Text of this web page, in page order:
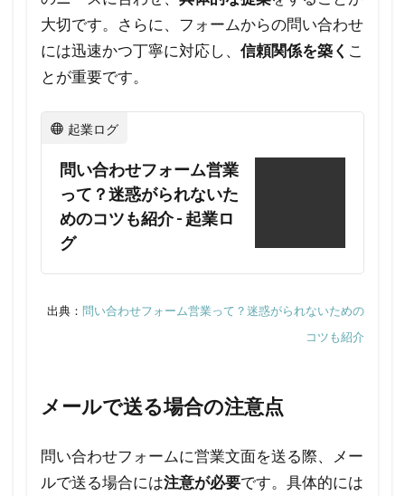
の特
徴を
活か
アプ
チ方
法
3
問い
合わ
業の
性と
は？
大切です。さらに、フォームからの問い合わせ
には迅速かつ丁寧に対応し、 信頼関係を築く こ
とが重要です。
起業ログ
問い合わせフォーム営業
って？迷惑がられないた
めのコツも紹介 - 起業ロ
グ
出典： 問い合わせフォーム営業って？迷惑がられないための
コツも紹介
メールで送る場合の注意点
問い合わせフォームに営業文面を送る際、メー
ルで送る場合には注意が必要です。具体的には